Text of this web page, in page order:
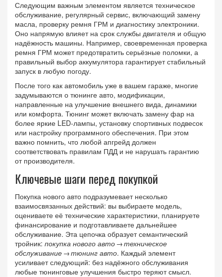
Следующим важным элементом является техническое
обслуживание, регулярный сервис, включающий замену
масла, проверку ремня ГРМ и диагностику электроники.
Оно напрямую влияет на срок службы двигателя и общую
надёжность машины. Например, своевременная проверка
ремня ГРМ может предотвратить серьёзные поломки, а
правильный выбор аккумулятора гарантирует стабильный
запуск в любую погоду.
После того как автомобиль уже в вашем гараже, многие
задумываются о тюнинге авто, модификации,
направленные на улучшение внешнего вида, динамики
или комфорта. Тюнинг может включать замену фар на
более яркие LED‑лампы, установку спортивных подвесок
или настройку программного обеспечения. При этом
важно помнить, что любой апгрейд должен
соответствовать правилам ПДД и не нарушать гарантию
от производителя.
Ключевые шаги перед покупкой
Покупка нового авто подразумевает несколько
взаимосвязанных действий: вы выбираете модель,
оцениваете её технические характеристики, планируете
финансирование и подготавливаете дальнейшее
обслуживание. Эта цепочка образует семантический
тройник: покупка нового авто →техническое
обслуживание →тюнинг авто. Каждый элемент
усиливает следующий: без надёжного обслуживания
любые тюнинговые улучшения быстро теряют смысл.